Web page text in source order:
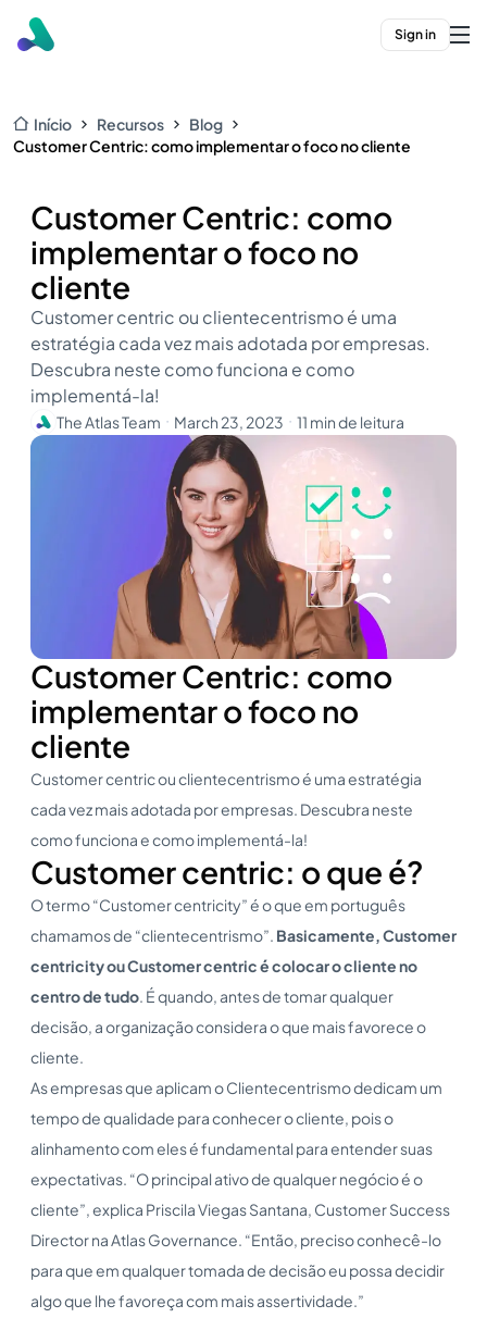
Sign in
Início Recursos
Blog
Customer Centric: como implementar o foco no cliente
Customer Centric: como
implementar o foco no
cliente
Customer centric ou clientecentrismo é uma
estratégia cada vez mais adotada por empresas.
Descubra neste como funciona e como
implementá-la!
The Atlas Team ・ March 23, 2023 ・ 11 min de leitura
Customer Centric: como
implementar o foco no
cliente
Customer centric ou clientecentrismo é uma estratégia
cada vez mais adotada por empresas. Descubra neste
como funciona e como implementá-la!
Customer centric: o que é?
O termo “Customer centricity” é o que em português
chamamos de “clientecentrismo”. Basicamente,Customer
centricityouCustomer centricé colocar o cliente no
centro de tudo. É quando, antes de tomar qualquer
decisão, a organização considera o que mais favorece o
cliente.
As empresas que aplicam o Clientecentrismo dedicam um
tempo de qualidade para conhecer o cliente, pois o
alinhamento com eles é fundamental para entender suas
expectativas. “O principal ativo de qualquer negócio é o
cliente”, explica Priscila Viegas Santana, Customer Success
Director na Atlas Governance. “Então, preciso conhecê-lo
para que em qualquer tomada de decisão eu possa decidir
algo que lhe favoreça com mais assertividade.”